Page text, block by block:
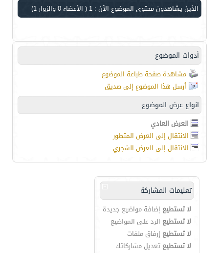
الذين يشاهدون محتوى الموضوع الآن : 1 ( الأعضاء 0 والزوار 1)
أدوات الموضوع
مشاهدة صفحة طباعة الموضوع
أرسل هذا الموضوع إلى صديق
انواع عرض الموضوع
العرض العادي
الانتقال إلى العرض المتطور
الانتقال إلى العرض الشجري
تعليمات المشاركة
لا تستطيع إضافة مواضيع جديدة
لا تستطيع الرد على المواضيع
لا تستطيع إرفاق ملفات
لا تستطيع تعديل مشاركاتك